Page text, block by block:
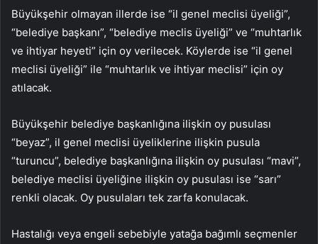
Büyükşehir olmayan illerde ise “il genel meclisi üyeliği”,
“belediye başkanı”, “belediye meclis üyeliği” ve “muhtarlık
ve ihtiyar heyeti” için oy verilecek. Köylerde ise “il genel
meclisi üyeliği” ile “muhtarlık ve ihtiyar meclisi” için oy
atılacak.
Büyükşehir belediye başkanlığına ilişkin oy pusulası
“beyaz”, il genel meclisi üyeliklerine ilişkin pusula
“turuncu”, belediye başkanlığına ilişkin oy pusulası “mavi”,
belediye meclisi üyeliğine ilişkin oy pusulası ise “sarı”
renkli olacak. Oy pusulaları tek zarfa konulacak.
Hastalığı veya engeli sebebiyle yatağa bağımlı seçmenler